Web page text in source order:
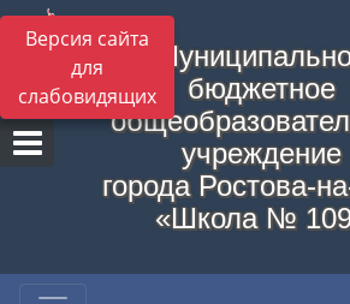
Версия сайта
для
слабовидящих
бюджетное
учреждение
города Ростова-
«Школа №